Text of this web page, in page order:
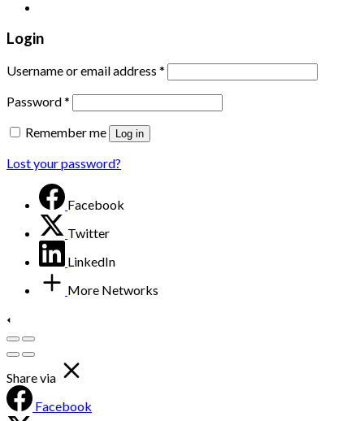
Login
Username or email address *
Password*
Remember me
Log in
Lost your password?
Facebook
Twitter
LinkedIn
More Networks
Share via
Facebook